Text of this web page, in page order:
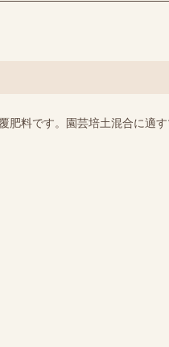
料です。園芸培土混合に適